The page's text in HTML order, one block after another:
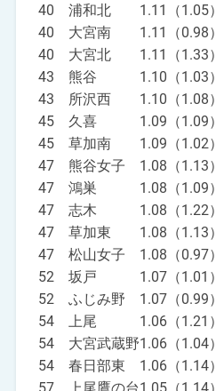
40 浦和北 1.11（1.05）
40 大宮南 1.11（0.98）
40 大宮北 1.11（1.33）
43 熊谷 1.10（1.03）
43 所沢西 1.10（1.08）
45 久喜 1.09（1.09）
45 草加南 1.09（1.02）
47 熊谷女子 1.08（1.13）
47 鴻巣 1.08（1.09）
47 志木 1.08（1.22）
47 草加東 1.08（1.13）
47 松山女子 1.08（0.97）
52 坂戸 1.07（1.01）
52 ふじみ野 1.07（0.99）
54 上尾 1.06（1.21）
54 大宮武蔵野1.06（1.04）
54 春日部東 1.06（1.14）